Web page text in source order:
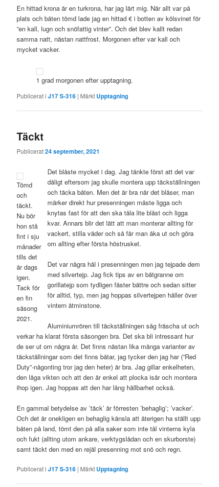
En hittad krona är en turkrona, har jag lärt mig. När allt var på
plats och båten tömd lade jag en hittad € i botten av kölsvinet för
”en kall, lugn och snöfattig vinter”. Och det blev kallt redan
samma natt, nästan nattfrost. Morgonen efter var kall och
mycket vacker.
1 grad morgonen efter upptagning.
Publicerat i J17 S-316 | Märkt Upptagning
Täckt
Publicerat24 september, 2021
Tömd
och
täckt.
Nu bör
hon stå
fint i sju
månader
tills det
är dags
igen.
Tack för
en fin
säsong
2021.
Det blåste mycket i dag. Jag tänkte först att det var
dåligt eftersom jag skulle montera upp täckställningen
och täcka båten. Men det är bra när det blåser, man
märker direkt hur presenningen måste ligga och
knytas fast för att den ska tåla lite blåst och ligga
kvar. Annars blir det lätt att man monterar allting för
vackert, stilla väder och så får man åka ut och göra
om allting efter första höstrusket.
Det var några hål i presenningen men jag tejpade dem
med silvertejp. Jag fick tips av en båtgranne om
gorillatejp som tydligen fäster bättre och sedan sitter
för alltid, typ, men jag hoppas silvertejpen håller över
vintern åtminstone.
Aluminiumrören till täckställningen såg fräscha ut och
verkar ha klarat första säsongen bra. Det ska bli intressant hur
de ser ut om några år. Det finns nästan lika många varianter av
täckställningar som det finns båtar, jag tycker den jag har (”Red
Duty”-någonting tror jag den heter) är bra. Jag gillar enkelheten,
den låga vikten och att den är enkel att plocka isär och montera
ihop igen. Jag hoppas att den har lång hållbarhet också.
En gammal betydelse av ’täck’ är förresten ’behaglig’; ’vacker’.
Och det är onekligen en behaglig känsla att återigen ha ställt upp
båten på land, tömt den på alla saker som inte tål vinterns kyla
och fukt (allting utom ankare, verktygslådan och en skurborste)
samt täckt den med en rejäl presenning mot snö och regn.
Publicerat i J17 S-316 | Märkt Upptagning